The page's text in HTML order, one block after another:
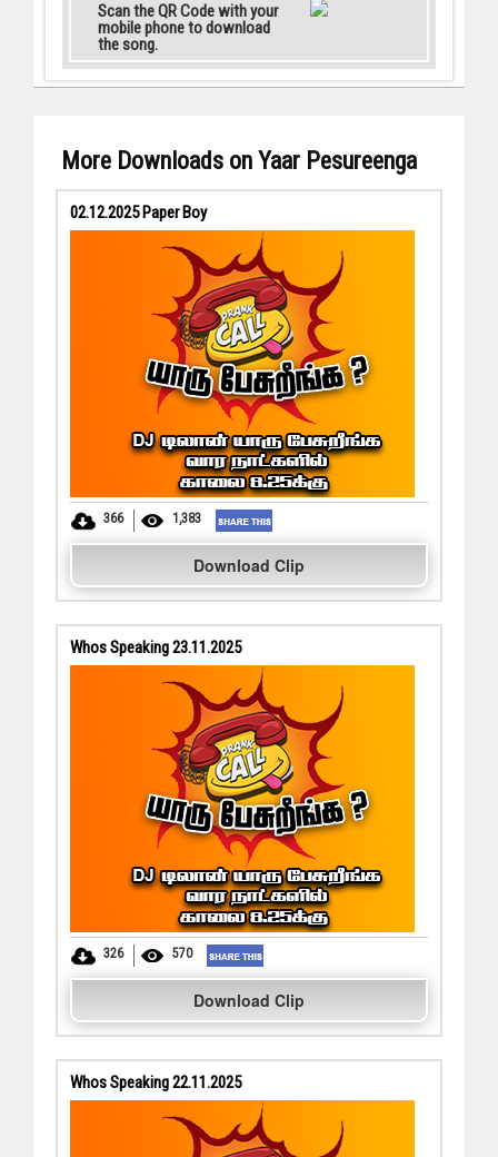
Scan the QR Code with your
mobile phone to download
the song.
More Downloads on Yaar Pesureenga
02.12.2025 Paper Boy
366 1,383
Download Clip
Whos Speaking 23.11.2025
326 570
Download Clip
Whos Speaking 22.11.2025